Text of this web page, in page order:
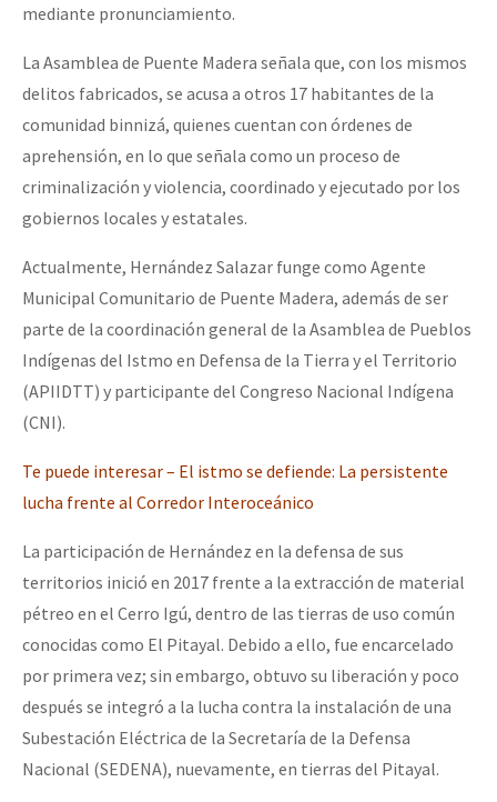
mediante pronunciamiento.
La Asamblea de Puente Madera señala que, con los mismos
delitos fabricados, se acusa a otros 17 habitantes de la
comunidad binnizá, quienes cuentan con órdenes de
aprehensión, en lo que señala como un proceso de
criminalización y violencia, coordinado y ejecutado por los
gobiernos locales y estatales.
Actualmente, Hernández Salazar funge como Agente
Municipal Comunitario de Puente Madera, además de ser
parte de la coordinación general de la Asamblea de Pueblos
Indígenas del Istmo en Defensa de la Tierra y el Territorio
(APIIDTT) y participante del Congreso Nacional Indígena
(CNI).
Te puede interesar – El istmo se defiende: La persistente
lucha frente al Corredor Interoceánico
La participación de Hernández en la defensa de sus
territorios inició en 2017 frente a la extracción de material
pétreo en el Cerro Igú, dentro de las tierras de uso común
conocidas como El Pitayal. Debido a ello, fue encarcelado
por primera vez; sin embargo, obtuvo su liberación y poco
después se integró a la lucha contra la instalación de una
Subestación Eléctrica de la Secretaría de la Defensa
Nacional (SEDENA), nuevamente, en tierras del Pitayal.